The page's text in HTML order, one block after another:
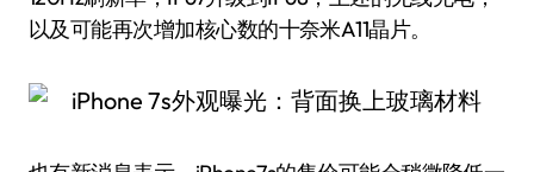
以及可能再次增加核心数的十奈米A11晶片。